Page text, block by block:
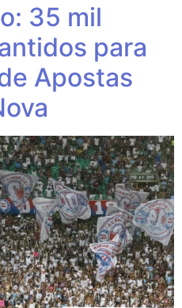
35 mil
para
Apostas